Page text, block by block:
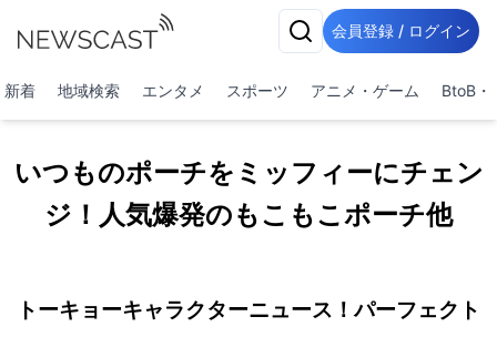
会員登録 / ログイン
新着 地域検索 エンタメ スポーツ アニメ・ゲーム BtoB・
いつものポーチをミッフィーにチェン
ジ！人気爆発のもこもこポーチ他
トーキョーキャラクターニュース！パーフェクト